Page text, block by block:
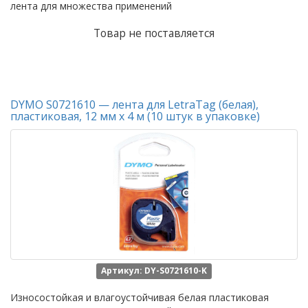
лента для множества применений
Товар не поставляется
DYMO S0721610 — лента для LetraTag (белая),
пластиковая, 12 мм х 4 м (10 штук в упаковке)
Артикул: DY-S0721610-K
Износостойкая и влагоустойчивая белая пластиковая